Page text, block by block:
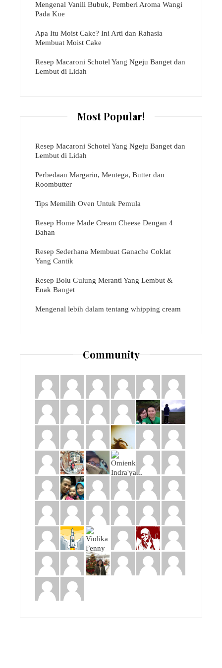
Mengenal Vanili Bubuk, Pemberi Aroma Wangi
Pada Kue
Apa Itu Moist Cake? Ini Arti dan Rahasia
Membuat Moist Cake
Resep Macaroni Schotel Yang Ngeju Banget dan
Lembut di Lidah
Most Popular!
Resep Macaroni Schotel Yang Ngeju Banget dan
Lembut di Lidah
Perbedaan Margarin, Mentega, Butter dan
Roombutter
Tips Memilih Oven Untuk Pemula
Resep Home Made Cream Cheese Dengan 4
Bahan
Resep Sederhana Membuat Ganache Coklat
Yang Cantik
Resep Bolu Gulung Meranti Yang Lembut &
Enak Banget
Mengenal lebih dalam tentang whipping cream
Community